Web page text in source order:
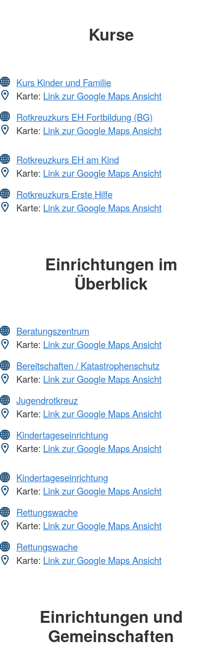
Kurse
Kurs Kinder und Familie
Karte: Link zur Google Maps Ansicht
Rotkreuzkurs EH Fortbildung (BG)
Karte: Link zur Google Maps Ansicht
Rotkreuzkurs EH am Kind
Karte: Link zur Google Maps Ansicht
Rotkreuzkurs Erste Hilfe
Karte: Link zur Google Maps Ansicht
Einrichtungen im
Überblick
Beratungszentrum
Karte: Link zur Google Maps Ansicht
Bereitschaften / Katastrophenschutz
Karte: Link zur Google Maps Ansicht
Jugendrotkreuz
Karte: Link zur Google Maps Ansicht
Kindertageseinrichtung
Karte: Link zur Google Maps Ansicht
Kindertageseinrichtung
Karte: Link zur Google Maps Ansicht
Rettungswache
Karte: Link zur Google Maps Ansicht
Rettungswache
Karte: Link zur Google Maps Ansicht
Einrichtungen und
Gemeinschaften